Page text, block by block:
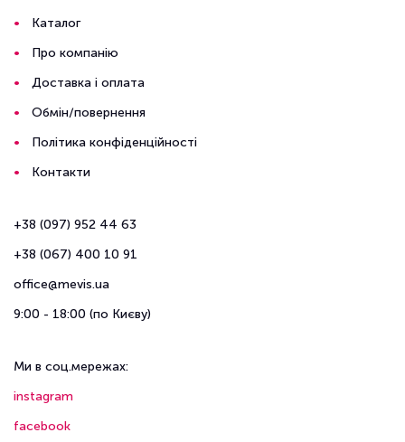
Каталог
Про компанію
Доставка і оплата
Обмін/повернення
Політика конфіденційності
Контакти
+38 (097) 952 44 63
+38 (067) 400 10 91
office@mevis.ua
9:00 - 18:00 (по Києву)
Ми в соц.мережах:
instagram
facebook